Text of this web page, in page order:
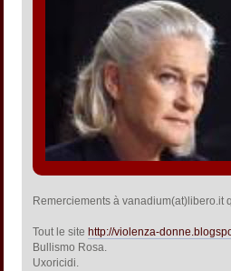
Remerciements à vanadium(at)libero.it
Tout le site http://violenza-
Bullismo Rosa.
Uxoricidi.